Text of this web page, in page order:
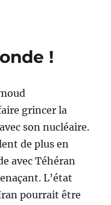
!
grincer la
son nucléaire.
de plus en
avec Téhéran
L’état
pourrait être